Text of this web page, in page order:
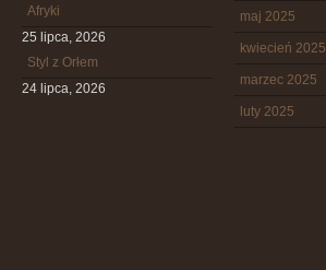
Afryki
25 lipca, 2026
Styl z Orłem
24 lipca, 2026
maj 2025
kwiecień 2025
marzec 2025
luty 2025